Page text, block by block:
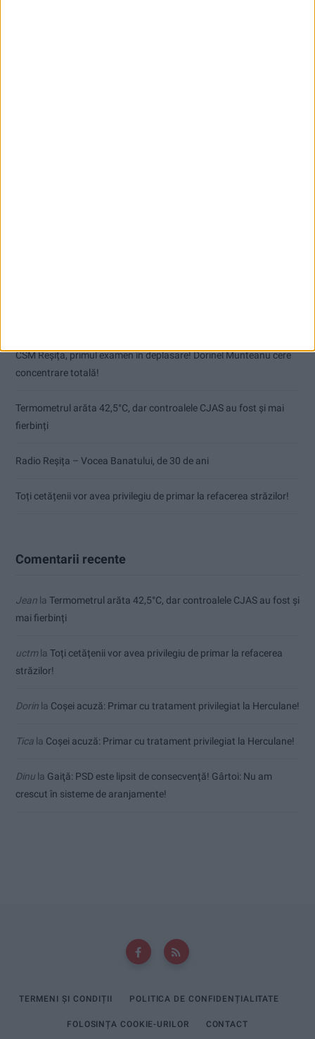
CSM Reșița, primul examen în deplasare! Dorinel Munteanu cere
concentrare totală!
Termometrul arăta 42,5°C, dar controalele CJAS au fost și mai
fierbinți
Radio Reșița – Vocea Banatului, de 30 de ani
Toți cetățenii vor avea privilegiu de primar la refacerea străzilor!
Comentarii recente
Jean la Termometrul arăta 42,5°C, dar controalele CJAS au fost și
mai fierbinți
uctmla Toți cetățenii vor avea privilegiu de primar la refacerea
străzilor!
Dorin la Coșei acuză: Primar cu tratament privilegiat la Herculane!
Tica la Coșei acuză: Primar cu tratament privilegiat la Herculane!
Dinu la Gaiţă: PSD este lipsit de consecvență! Gârtoi: Nu am
crescut în sisteme de aranjamente!
TERMENI ȘI CONDIȚII POLITICA DE CONFIDENȚIALITATE
FOLOSINȚA COOKIE-URILOR CONTACT